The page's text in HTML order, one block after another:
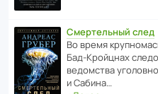
Смертельный след
Во время
Бад‑Крой­цнах
ведомства
и Сабина…